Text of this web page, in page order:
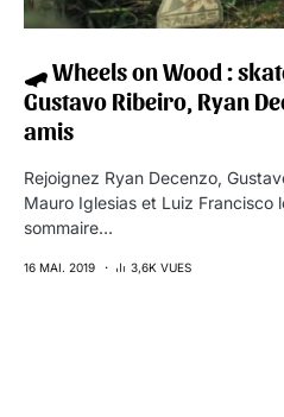
🛹 Wheels on Wood :
Gustavo Ribeiro, Ryan
amis
Rejoignez Ryan Decenzo,
Mauro Iglesias et Luiz Francisco
sommaire…
16 MAI. 2019 3,6K VUES